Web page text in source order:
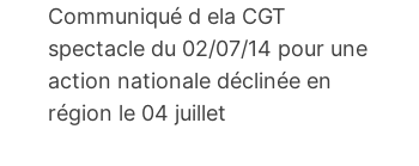
Communiqué d ela CGT
spectacle du 02/07/14 pour une
action nationale déclinée en
région le 04 juillet